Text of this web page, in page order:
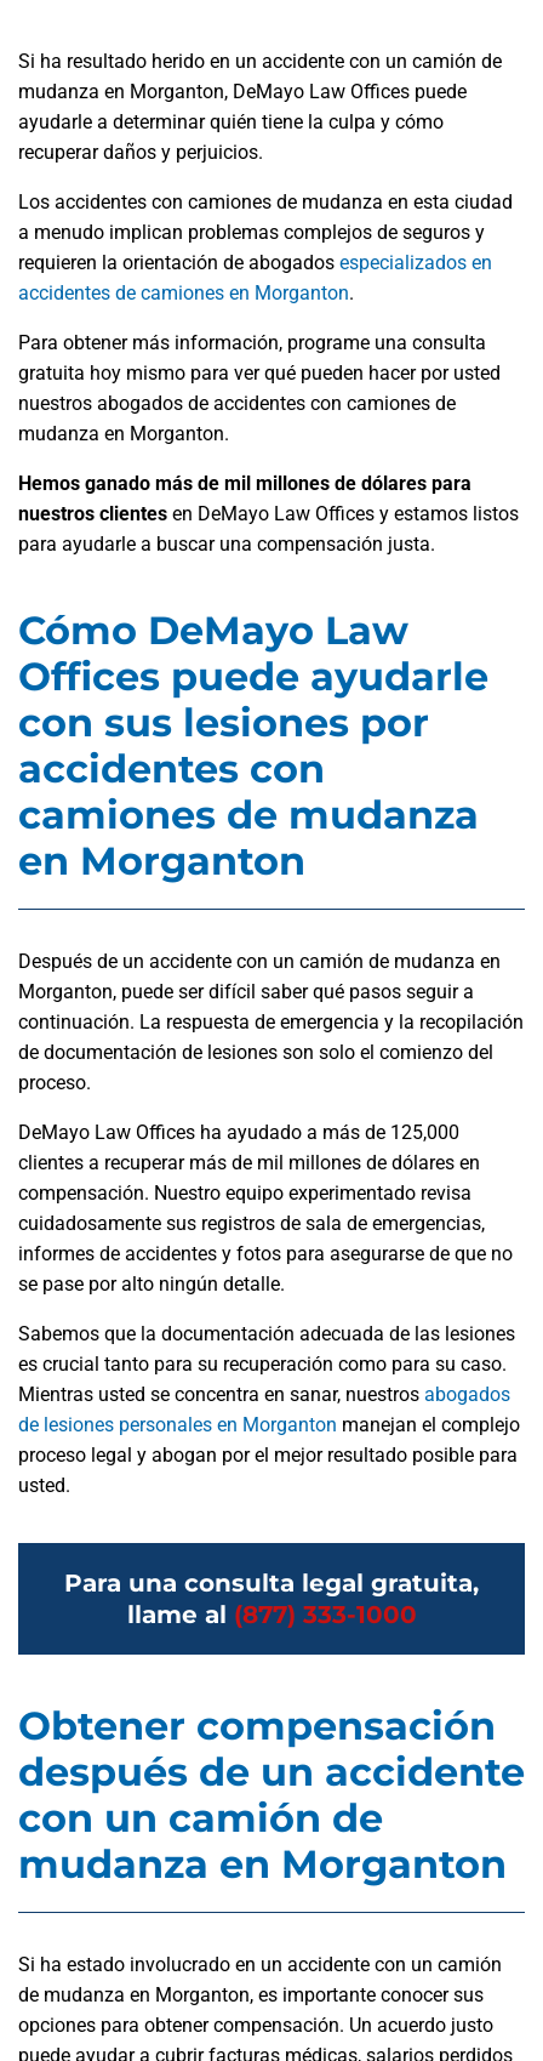
Si ha resultado herido en un accidente con un camión de
mudanza en Morganton, DeMayo Law Offices puede
ayudarle a determinar quién tiene la culpa y cómo
recuperar daños y perjuicios.
Los accidentes con camiones de mudanza en esta ciudad
a menudo implican problemas complejos de seguros y
requieren la orientación de abogados especializados en
accidentes de camiones en Morganton.
Para obtener más información, programe una consulta
gratuita hoy mismo para ver qué pueden hacer por usted
nuestros abogados de accidentes con camiones de
mudanza en Morganton.
Hemos ganado más de mil millones de dólares para
nuestros clientes en DeMayo Law Offices y estamos listos
para ayudarle a buscar una compensación justa.
Cómo DeMayo Law
Offices puede ayudarle
con sus lesiones por
accidentes con
camiones de mudanza
en Morganton
Después de un accidente con un camión de mudanza en
Morganton, puede ser difícil saber qué pasos seguir a
continuación. La respuesta de emergencia y la recopilación
de documentación de lesiones son solo el comienzo del
proceso.
DeMayo Law Offices ha ayudado a más de 125,000
clientes a recuperar más de mil millones de dólares en
compensación. Nuestro equipo experimentado revisa
cuidadosamente sus registros de sala de emergencias,
informes de accidentes y fotos para asegurarse de que no
se pase por alto ningún detalle.
Sabemos que la documentación adecuada de las lesiones
es crucial tanto para su recuperación como para su caso.
Mientras usted se concentra en sanar, nuestros abogados
de lesiones personales en Morganton manejan el complejo
proceso legal y abogan por el mejor resultado posible para
usted.
Para una consulta legal gratuita,
llame al (877) 333-1000
Obtener compensación
después de un accidente
con un camión de
mudanza en Morganton
Si ha estado involucrado en un accidente con un camión
de mudanza en Morganton, es importante conocer sus
opciones para obtener compensación. Un acuerdo justo
puede ayudar a cubrir facturas médicas, salarios perdidos